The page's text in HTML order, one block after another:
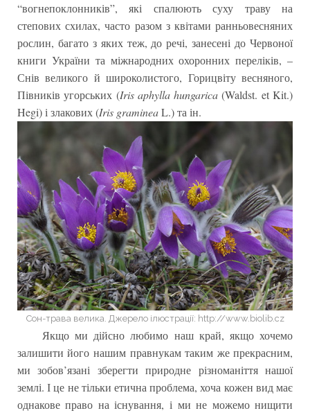
“вогнепоклонників”, які спалюють суху траву на
степових схилах, часто разом з квітами ранньовесняних
рослин, багато з яких теж, до речі, занесені до Червоної
книги України та міжнародних охоронних переліків, –
Снів великого й широколистого, Горицвіту весняного,
Півників угорських (Iris aphylla hungarica (Waldst. et Kit.)
Hegi) і злакових (Iris gramineaL.) та ін.
Сон-трава велика. Джерело ілюстрації: http://www.biolib.cz
Якщо ми дійсно любимо наш край, якщо хочемо
залишити його нашим правнукам таким же прекрасним,
ми зобов’язані зберегти природне різноманіття нашої
землі. І це не тільки етична проблема, хоча кожен вид має
однакове право на існування, і ми не можемо нищити